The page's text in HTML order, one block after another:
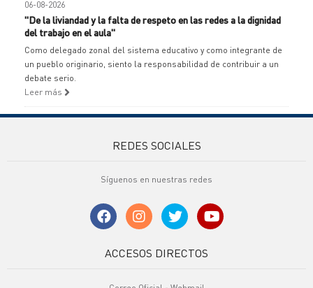
06-08-2026
"De la liviandad y la falta de respeto en las redes a la dignidad
del trabajo en el aula"
Como delegado zonal del sistema educativo y como integrante de
un pueblo originario, siento la responsabilidad de contribuir a un
debate serio.
Leer más
REDES SOCIALES
Síguenos en nuestras redes
ACCESOS DIRECTOS